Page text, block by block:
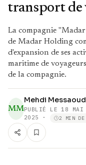
transport de
La compagnie
de Madar Holding
d'expansion de ses
maritime de
de la compagnie.
MM
Mehdi
PUBLIÉ LE 18
2025
· 2 MIN DE